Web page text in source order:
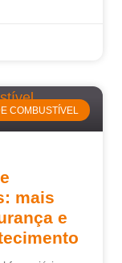
COMBUSTÍVEL
mais
e